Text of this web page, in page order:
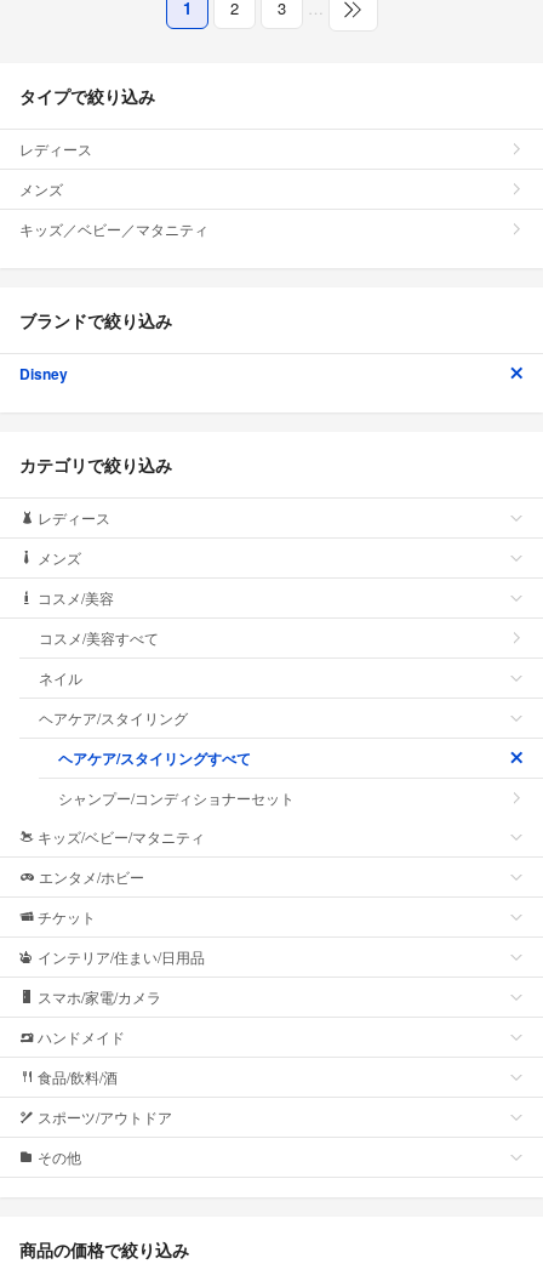
1 2 3 …
タイプで絞り込み
レディース
メンズ
キッズ／ベビー／マタニティ
ブランドで絞り込み
Disney
カテゴリで絞り込み
レディース
メンズ
コスメ/美容
コスメ/美容すべて
ネイル
ヘアケア/スタイリング
ヘアケア/スタイリングすべて
シャンプー/コンディショナーセット
キッズ/ベビー/マタニティ
エンタメ/ホビー
チケット
インテリア/住まい/日用品
スマホ/家電/カメラ
ハンドメイド
食品/飲料/酒
スポーツ/アウトドア
その他
商品の価格で絞り込み